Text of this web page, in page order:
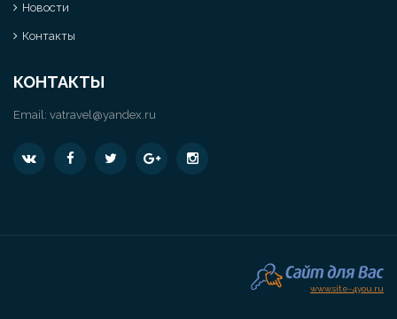
Новости
Контакты
КОНТАКТЫ
Email: vatravel@yandex.ru
www.site-4you.ru